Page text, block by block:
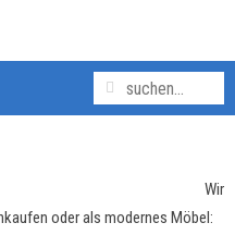
Wir
oder als modernes Möbel: